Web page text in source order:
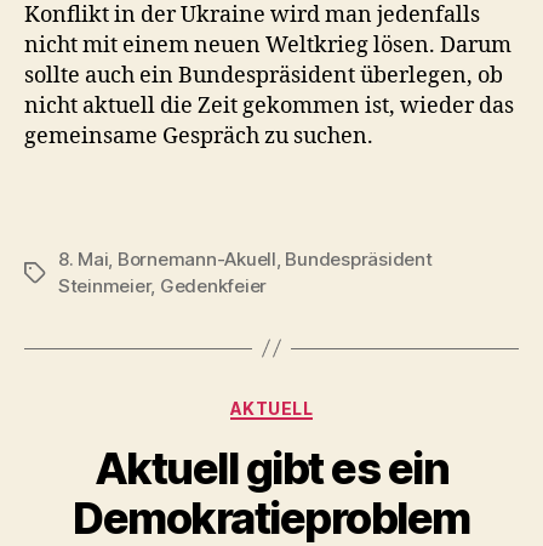
Konflikt in der Ukraine wird man jedenfalls
nicht mit einem neuen Weltkrieg lösen. Darum
sollte auch ein Bundespräsident überlegen, ob
nicht aktuell die Zeit gekommen ist, wieder das
gemeinsame Gespräch zu suchen.
Schlagwörter
8. Mai Bornemann-Akuell Bundespräsident
Steinmeier, Gedenkfeier
Kategorien
AKTUELL
Aktuell gibt es ein
Demokratieproblem